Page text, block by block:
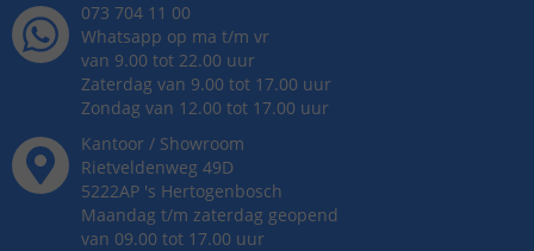
073 704 11 00
Whatsapp op ma t/m vr
van 9.00 tot 22.00 uur
Zaterdag van 9.00 tot 17.00 uur
Zondag van 12.00 tot 17.00 uur
Kantoor / Showroom
Rietveldenweg 49D
5222AP 's Hertogenbosch
Maandag t/m zaterdag geopend
van 09.00 tot 17.00 uur